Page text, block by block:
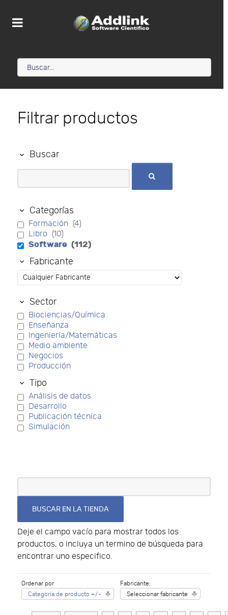
Filtrar productos
Buscar
Categorías
Formación (4)
Libro (10)
Software (112)
Fabricante
Sector
Biociencias/Química
Enseñanza
Ingeniería/Matemáticas
Medio ambiente
Negocios
Producción
Tipo
Análisis de datos
Desarrollo
Publicación técnica
Simulación
Deje el campo vacío para mostrar todos los
productos, o incluya un termino de búsqueda para
encontrar uno especifico.
Ordenar por
Categoría de producto +/-
Fabricante:
Seleccionar fabricante